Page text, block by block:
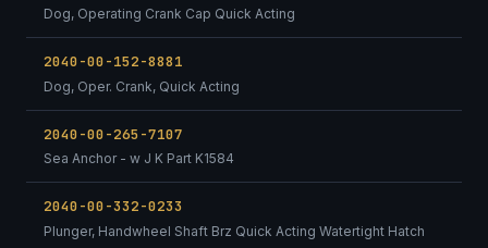
Dog, Operating Crank Cap Quick Acting
2040-00-152-8881
Dog, Oper. Crank, Quick Acting
2040-00-265-7107
Sea Anchor - w J K Part K1584
2040-00-332-0233
Plunger, Handwheel Shaft Brz Quick Acting Watertight Hatch